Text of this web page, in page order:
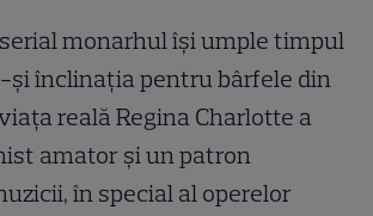
monarhul își umple timpul
și înclinația pentru bârfele din
reală Regina Charlotte a
amator și un patron
în special al operelor